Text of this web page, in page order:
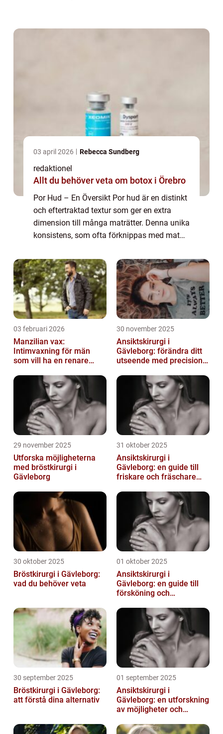
03 april 2026 Rebecca Sundberg
redaktionel
Allt du behöver veta om botox i Örebro
Por Hud – En Översikt Por hud är en distinkt
och eftertraktad textur som ger en extra
dimension till många maträtter. Denna unika
konsistens, som ofta förknippas med mat
tilltalande och kulinariskt värde ti...
03 februari 2026
Manzilian vax:
Intimvaxning för män
som vill ha en renare
30 november 2025
Ansiktskirurgi i
Gävleborg: förändra ditt
utseende med precision
29 november 2025
Utforska möjligheterna
med bröstkirurgi i
Gävleborg
31 oktober 2025
Ansiktskirurgi i
Gävleborg: en guide till
friskare och fräschare
30 oktober 2025
Bröstkirurgi i Gävleborg:
vad du behöver veta
01 oktober 2025
Ansiktskirurgi i
Gävleborg: en guide till
försköning och
30 september 2025
Bröstkirurgi i Gävleborg:
att förstå dina alternativ
01 september 2025
Ansiktskirurgi i
Gävleborg: en utforskning
av möjligheter och